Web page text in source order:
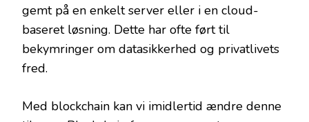
gemt på en enkelt server eller i en cloud-
baseret løsning. Dette har ofte ført til
bekymringer om datasikkerhed og privatlivets
fred.
Med blockchain kan vi imidlertid ændre denne